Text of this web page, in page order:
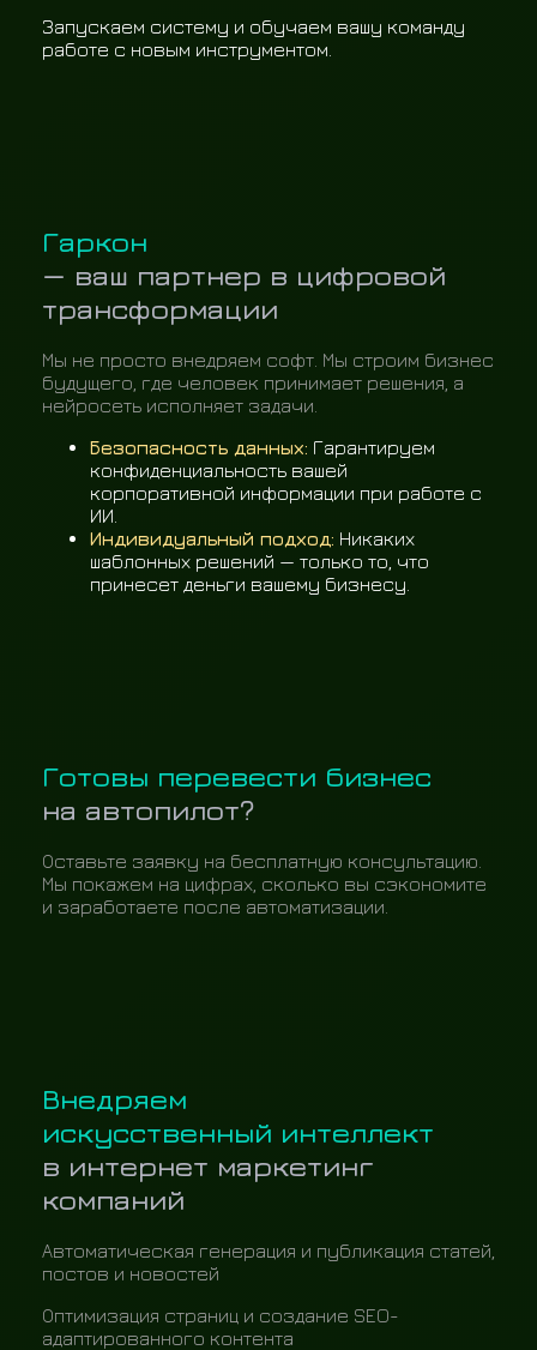
Запускаем систему и обучаем вашу команду
работе с новым инструментом.
Гаркон
— ваш партнер в цифровой
трансформации
Мы не просто внедряем софт. Мы строим бизнес
будущего, где человек принимает решения, а
нейросеть исполняет задачи.
Безопасность данных: Гарантируем
конфиденциальность вашей
корпоративной информации при работе с
ИИ.
Индивидуальный подход: Никаких
шаблонных решений — только то, что
принесет деньги вашему бизнесу.
Готовы перевести бизнес
на автопилот?
Оставьте заявку на бесплатную консультацию.
Мы покажем на цифрах, сколько вы сэкономите
и заработаете после автоматизации.
Внедряем
искусственный интеллект
в интернет маркетинг
компаний
Автоматическая генерация и публикация статей,
постов и новостей
Оптимизация страниц и создание SEO-
адаптированного контента